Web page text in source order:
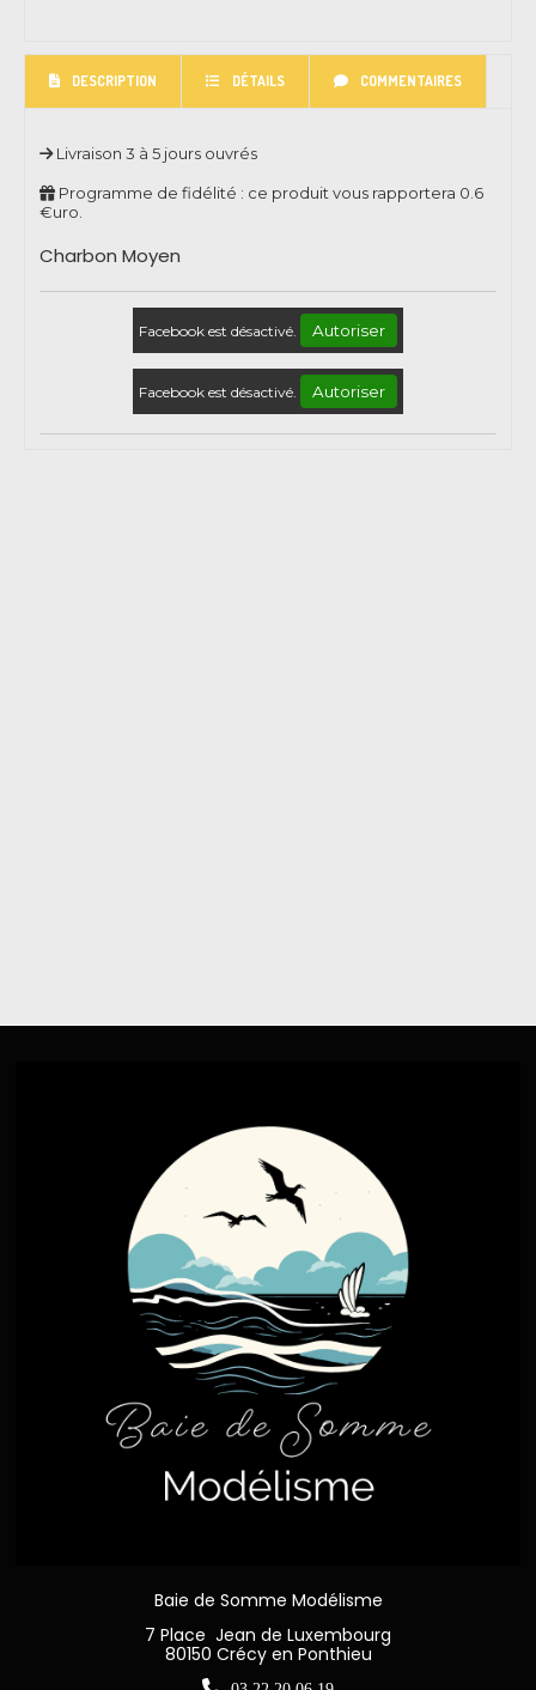
DESCRIPTION DÉTAILS COMMENTAIRES
Livraison 3 à 5 jours ouvrés
Programme de fidélité : ce produit vous rapportera 0.6
€uro.
Charbon Moyen
Facebook est désactivé. Autoriser
Facebook est désactivé. Autoriser
Baie de Somme Modélisme
7 Place Jean de Luxembourg
80150 Crécy en Ponthieu